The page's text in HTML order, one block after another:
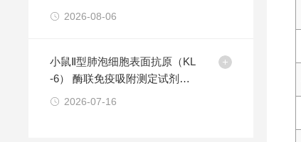
2026-08-06
小鼠Ⅱ型肺泡细胞表面抗原（KL
-6） 酶联免疫吸附测定试剂盒
产品介绍
2026-07-16